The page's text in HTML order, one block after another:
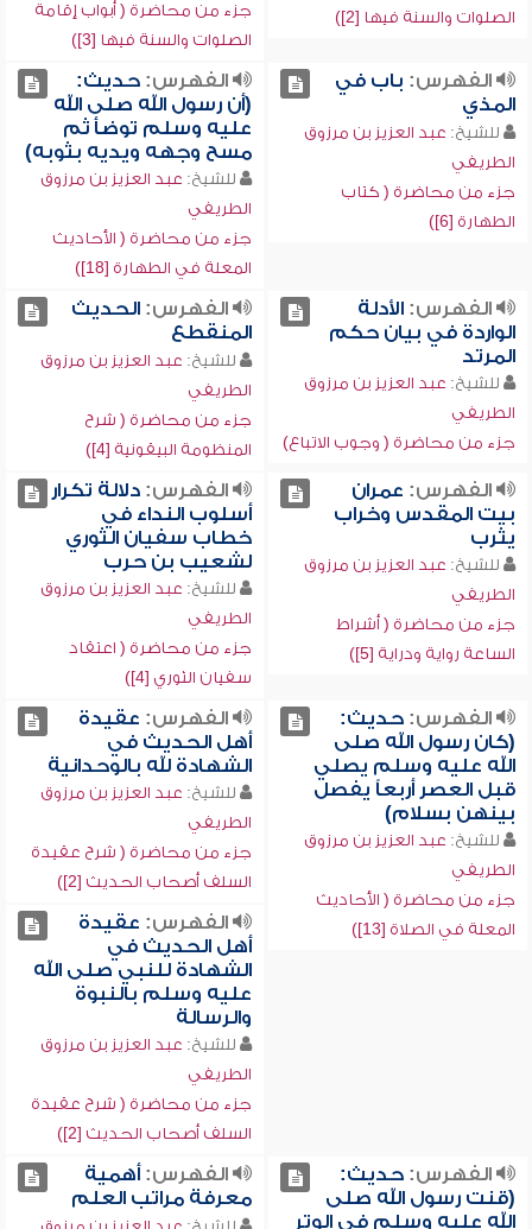
الصلوات والسنة فيها [2])
جزء من محاضرة ( أبواب إقامة
الصلوات والسنة فيها [3])
الفهرس: باب في
المذي
للشيخ: عبد العزيز بن مرزوق
الطريفي
جزء من محاضرة ( كتاب
الطهارة [6])
الفهرس:حديث:
(أن رسول الله صلى الله
عليه وسلم توضأ ثم
مسح وجهه ويديه بثوبه)
للشيخ: عبد العزيز بن مرزوق
الطريفي
جزء من محاضرة ( الأحاديث
المعلة في الطهارة [18])
الفهرس:الأدلة
الواردة في بيان حكم
المرتد
للشيخ: عبد العزيز بن مرزوق
الطريفي
جزء من محاضرة ( وجوب الاتباع)
الفهرس:الحديث
المنقطع
للشيخ: عبد العزيز بن مرزوق
الطريفي
جزء من محاضرة ( شرح
المنظومة البيقونية [4])
الفهرس: عمران
بيت المقدس وخراب
يثرب
للشيخ: عبد العزيز بن مرزوق
الطريفي
جزء من محاضرة ( أشراط
الساعة رواية ودراية [5])
الفهرس:دلالة تكرار
أسلوب النداء في
خطاب سفيان الثوري
لشعيب بن حرب
للشيخ: عبد العزيز بن مرزوق
الطريفي
جزء من محاضرة ( اعتقاد
سفيان الثوري [4])
الفهرس:حديث:
(كان رسول الله صلى
الله عليه وسلم يصلي
قبل العصر أربعاً يفصل
بينهن بسلام)
للشيخ: عبد العزيز بن مرزوق
الطريفي
جزء من محاضرة ( الأحاديث
المعلة في الصلاة [13])
الفهرس: عقيدة
أهل الحديث في
الشهادة لله بالوحدانية
للشيخ: عبد العزيز بن مرزوق
الطريفي
جزء من محاضرة ( شرح عقيدة
السلف أصحاب الحديث [2])
الفهرس: عقيدة
أهل الحديث في
الشهادة للنبي صلى الله
عليه وسلم بالنبوة
والرسالة
للشيخ: عبد العزيز بن مرزوق
الطريفي
جزء من محاضرة ( شرح عقيدة
السلف أصحاب الحديث [2])
الفهرس:حديث:
(قنت رسول الله صلى
الله عليه وسلم في الوتر
الفهرس:أهمية
معرفة مراتب العلم